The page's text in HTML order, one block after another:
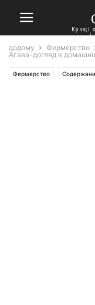
Кращі
і
додому Фермерство
Агава-догляд в
Фермерство